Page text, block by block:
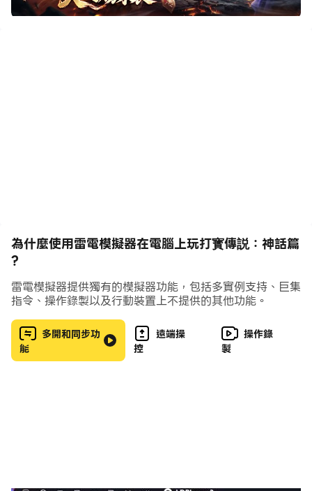
素，打造出一個光怪陸離的熱血世界。這裡沒有繁瑣的任務，只有
為什麼使用雷電模擬器在電腦上玩打寳傳説：神話篇
?
雷電模擬器提供獨有的模擬器功能，包括多實例支持、巨集
指令、操作錄製以及行動裝置上不提供的其他功能。
多開和同步功
能
遠端操
控
操作錄
製